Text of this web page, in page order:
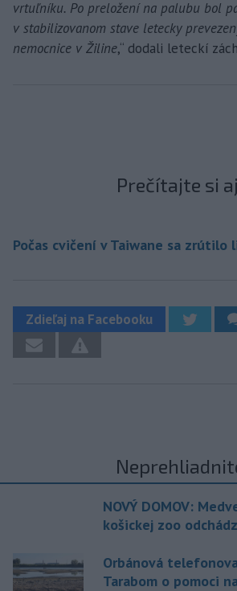
vrtuľníku. Po preložení na palubu bol
v stabilizovanom stave letecky
nemocnice v Žiline,“ dodali leteckí
Prečítajte si
Počas cvičení v Taiwane sa zrútilo
Zdieľaj na Facebooku
NOVÝ DOMOV:
košickej zoo
Orbánová
Tarabom o pomoci